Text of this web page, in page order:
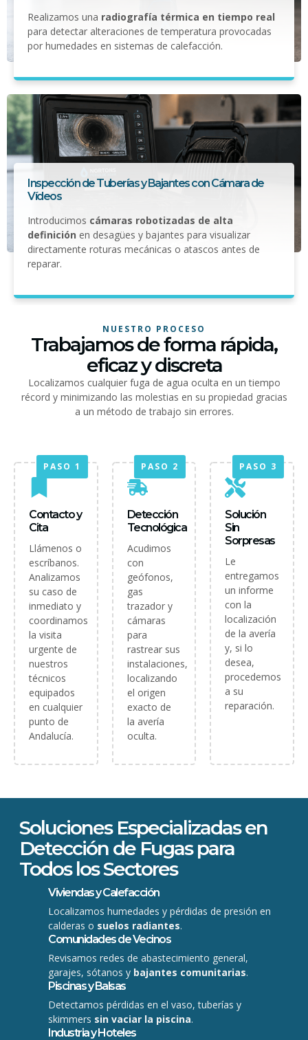
Realizamos una radiografía térmica en tiempo real
para detectar alteraciones de temperatura provocadas
por humedades en sistemas de calefacción.
Inspección de Tuberías y Bajantes con Cámara de
Vídeos
Introducimos cámaras robotizadas de alta
definición en desagües y bajantes para visualizar
directamente roturas mecánicas o atascos antes de
reparar.
NUESTRO PROCESO
Trabajamos de forma rápida,
eficaz y discreta
Localizamos cualquier fuga de agua oculta en un tiempo
récord y minimizando las molestias en su propiedad gracias
a un método de trabajo sin errores.
PASO 1
Contacto y
Cita
Llámenos o
escríbanos.
Analizamos
su caso de
inmediato y
coordinamos
la visita
urgente de
nuestros
técnicos
equipados
en cualquier
punto de
Andalucía.
PASO 2
Detección
Tecnológica
Acudimos
con
geófonos,
gas
trazador y
cámaras
para
rastrear sus
instalaciones,
localizando
el origen
exacto de
la avería
oculta.
PASO 3
Solución
Sin
Sorpresas
Le
entregamos
un informe
con la
localización
de la avería
y, si lo
desea,
procedemos
a su
reparación.
Soluciones Especializadas en
Detección de Fugas para
Todos los Sectores
Viviendas y Calefacción
Localizamos humedades y pérdidas de presión en
calderas o suelos radiantes.
Comunidades de Vecinos
Revisamos redes de abastecimiento general,
garajes, sótanos y bajantes comunitarias.
Piscinas y Balsas
Detectamos pérdidas en el vaso, tuberías y
skimmers sin vaciar la piscina.
Industria y Hoteles